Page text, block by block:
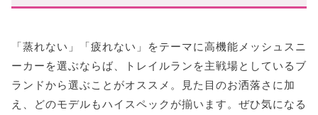
「蒸れない」「疲れない」をテーマに高機能メッシュスニ
ーカーを選ぶならば、トレイルランを主戦場としているブ
ランドから選ぶことがオススメ。見た目のお洒落さに加
え、どのモデルもハイスペックが揃います。ぜひ気になる